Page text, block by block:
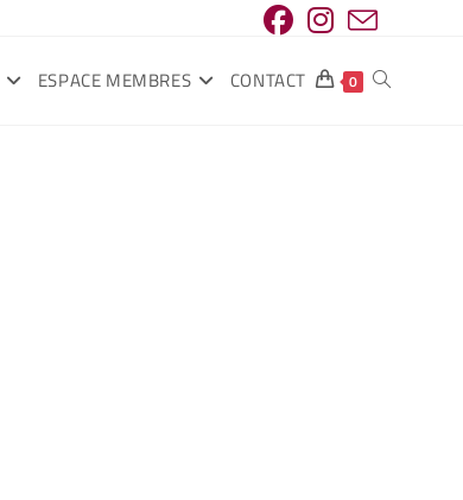
ESPACE MEMBRES CONTACT 0